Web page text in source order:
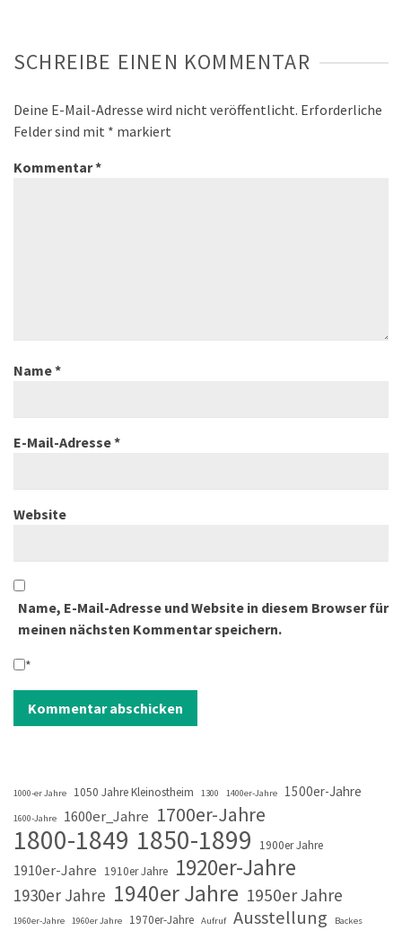
SCHREIBE EINEN KOMMENTAR
Deine E-Mail-Adresse wird nicht veröffentlicht. Erforderliche
Felder sind mit * markiert
Kommentar*
Name*
E-Mail-Adresse*
Website
Name, E-Mail-Adresse und Website in diesem Browser für
meinen nächsten Kommentar speichern.
*
1000-er Jahre 1050 Jahre Kleinostheim 1300 1400er-Jahre 1500er-Jahre
1600-Jahre 1600er_Jahre 1700er-Jahre
1800-1849 1850-1899 1900er Jahre
1910er-Jahre 1910er Jahre 1920er-Jahre
1930er Jahre 1940er Jahre 1950er Jahre
1960er-Jahre 1960er Jahre 1970er-Jahre Aufruf Ausstellung Backes